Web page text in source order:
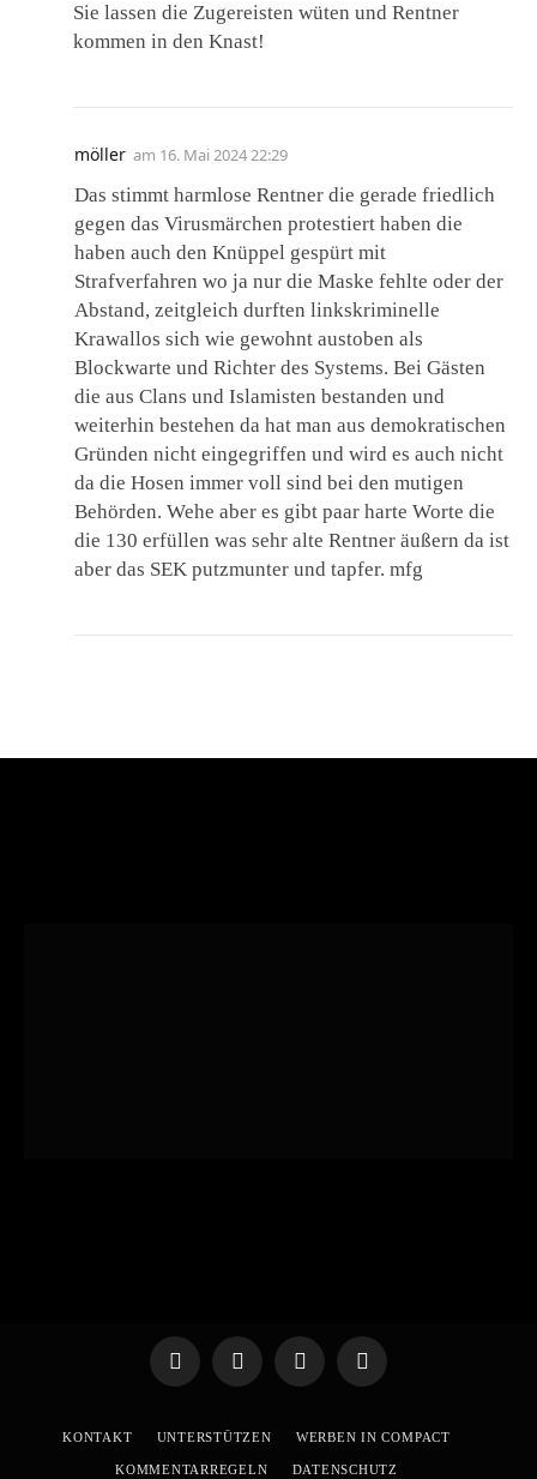
Sie lassen die Zugereisten wüten und Rentner
kommen in den Knast!
möller am 16. Mai 2024 22:29
Das stimmt harmlose Rentner die gerade friedlich
gegen das Virusmärchen protestiert haben die
haben auch den Knüppel gespürt mit
Strafverfahren wo ja nur die Maske fehlte oder der
Abstand, zeitgleich durften linkskriminelle
Krawallos sich wie gewohnt austoben als
Blockwarte und Richter des Systems. Bei Gästen
die aus Clans und Islamisten bestanden und
weiterhin bestehen da hat man aus demokratischen
Gründen nicht eingegriffen und wird es auch nicht
da die Hosen immer voll sind bei den mutigen
Behörden. Wehe aber es gibt paar harte Worte die
die 130 erfüllen was sehr alte Rentner äußern da ist
aber das SEK putzmunter und tapfer. mfg
TelegramWhatsApp
X
YouTube
KONTAKT UNTERSTÜTZEN WERBEN IN COMPACT
KOMMENTARREGELN DATENSCHUTZ